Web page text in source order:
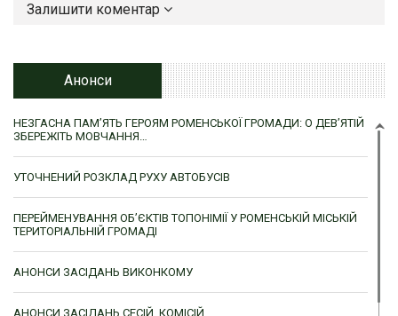
Залишити коментар
Анонси
НЕЗГАСНА ПАМ’ЯТЬ ГЕРОЯМ РОМЕНСЬКОЇ ГРОМАДИ: О ДЕВ’ЯТІЙ
ЗБЕРЕЖІТЬ МОВЧАННЯ…
УТОЧНЕНИЙ РОЗКЛАД РУХУ АВТОБУСІВ
ПЕРЕЙМЕНУВАННЯ ОБ’ЄКТІВ ТОПОНІМІЇ У РОМЕНСЬКІЙ МІСЬКІЙ
ТЕРИТОРІАЛЬНІЙ ГРОМАДІ
АНОНСИ ЗАСІДАНЬ ВИКОНКОМУ
АНОНСИ ЗАСІДАНЬ СЕСІЙ, КОМІСІЙ